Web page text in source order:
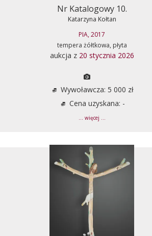
Nr Katalogowy 10.
Katarzyna Kołtan
PIA, 2017
tempera żółtkowa, płyta
aukcja z 20 stycznia 2026
Wywoławcza: 5 000 zł
Cena uzyskana: -
... więcej ...